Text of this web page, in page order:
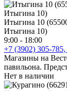
Итыгина 10
Итыгина 10)
9:00 - 18:00
+7 (3902) 305-
Магазины на
павильона.
Нет в наличии